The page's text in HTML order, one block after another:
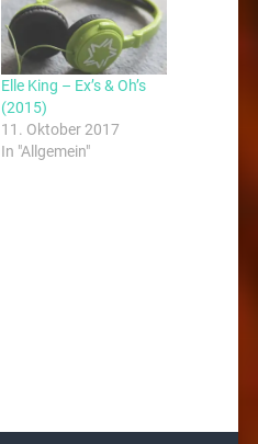
Elle King – Ex’s & Oh’s
(2015)
11. Oktober 2017
In "Allgemein"